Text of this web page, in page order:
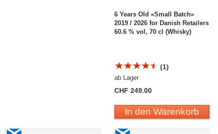
6 Years Old «Small Batch»
2019 / 2026 for Danish Retailers
60.6 % vol, 70 cl (Whisky)
(1)
ab Lager
CHF 249.00
In den Warenkorb